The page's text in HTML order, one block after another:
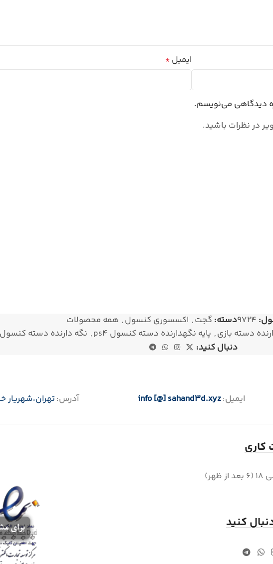
ایمیل *
دیدگاهی می‌نویسم.
در نظرات باشید.
9724دسته: گجت, اکسسوری کنسول, همه محصولات
دسته بازی, پایه نگهدارنده دسته کنسول ps4 , نگه دارنده دسته کنسول
دنبال کنید:
آدرس:تهران،‌شهریار ایمیل:info [@] sahand3d.xyz
کاری
کنید